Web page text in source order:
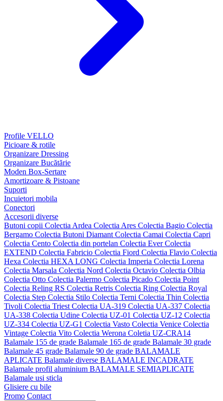
Profile VELLO
Picioare & rotile
Organizare Dressing
Organizare Bucătărie
Moden Box-Sertare
Amortizoare & Pistoane
Suporti
Incuietori mobila
Conectori
Accesorii diverse
Butoni copii Colectia Ardea Colectia Ares Colectia Bagio Colectia
Bergamo Colectia Butoni Diamant Colectia Camai Colectia Capri
Colectia Cento Colectia din portelan Colectia EverColectia
EXTEND Colectia Fabricio Colectia Fiord Colectia Flavio Colectia
Hexa Colectia HEXA LONG Colectia Imperia Colectia Lorena
Colectia Marsala Colectia Nord Colectia Octavio Colectia Olbia
Colectia Otto Colectia Palermo Colectia Picado Colectia Point
Colectia Reling RS Colectia Retris Colectia Ring Colectia Royal
Colectia Step Colectia Stilo Colectia Terni Colectia Thin Colectia
Tivoli Colectia Triest Colectia UA-319 Colectia UA-337 Colectia
UA-338 Colectia Udine Colectia UZ-01 Colectia UZ-12 Colectia
UZ-334 Colectia UZ-G1 Colectia Vasto Colectia Venice Colectia
Vintage Colectia Vito Colectia Werona Coletia UZ-CRA14
Balamale 155 de grade Balamale 165 de grade Balamale 30 grade
Balamale 45 grade Balamale 90 de grade BALAMALE
APLICATE Balamale diverse BALAMALE INCADRATE
Balamale profil aluminium BALAMALE SEMIAPLICATE
Balamale usi sticla
Glisiere cu bile
Promo Contact